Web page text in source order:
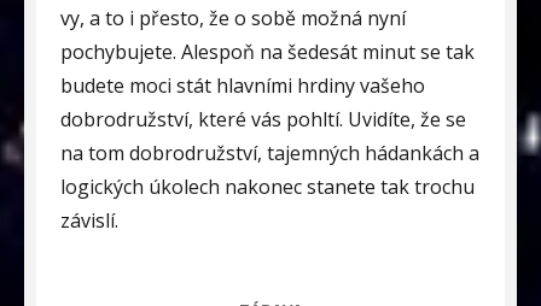
vy, a to i přesto, že o sobě možná nyní
pochybujete. Alespoň na šedesát minut se tak
budete moci stát hlavními hrdiny vašeho
dobrodružství, které vás pohltí. Uvidíte, že se
na tom dobrodružství, tajemných hádankách a
logických úkolech nakonec stanete tak trochu
závislí.